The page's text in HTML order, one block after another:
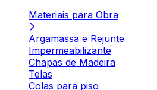
Materiais para Obra
Argamassa e Rejunte
Impermeabilizante
Chapas de Madeira
Telas
Colas para piso